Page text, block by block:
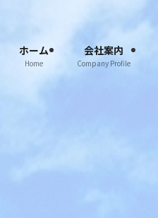
ホーム
Home
会社案内
Company Profile